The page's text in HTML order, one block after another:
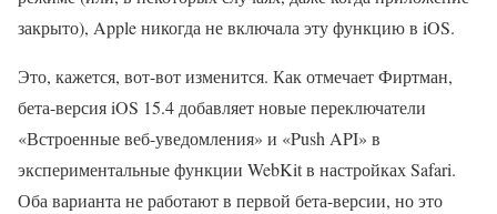
закрыто), Apple никогда не включала эту функцию в iOS.
Это, кажется, вот-вот изменится. Как отмечает Фиртман,
бета-версия iOS 15.4 добавляет новые переключатели
«Встроенные веб-уведомления» и «Push API» в
экспериментальные функции WebKit в настройках Safari.
Оба варианта не работают в первой бета-версии, но это